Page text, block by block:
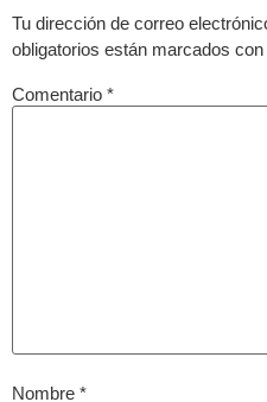
obligatorios están marcados con
Comentario